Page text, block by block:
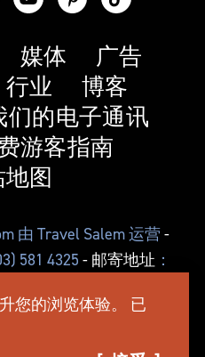
媒体
广告
行业
博客
们的电子通讯
游客指南
图
由 Travel Salem 运营-
581 4325 - 邮寄地址 ：
您的浏览体验。 已